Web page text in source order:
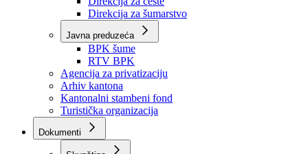
Direkcije
Direkcija za robne rezerve
Direkcija za ceste
Direkcija za šumarstvo
Javna preduzeća
BPK šume
RTV BPK
Agencija za privatizaciju
Arhiv kantona
Kantonalni stambeni fond
Turistička organizacija